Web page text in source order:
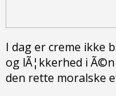
I dag er creme ikke
og lÃ¦kkerhed i
den rette moralske